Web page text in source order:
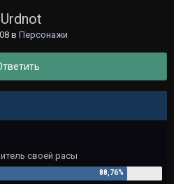
в Персонажи
своей расы